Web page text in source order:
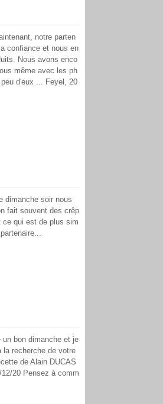
notre parten
confiance et nous en
Nous avons enco
même avec les ph
d'eux ... Feyel, 20
dimanche soir nous
fait souvent des crêp
qui est de plus sim
bon dimanche et je
recherche de votre
de Alain DUCAS
20 Pensez à comm